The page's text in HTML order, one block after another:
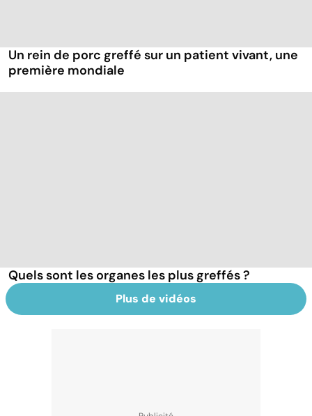
Un rein de porc greffé sur un patient vivant, une
première mondiale
Quels sont les organes les plus greffés ?
Plus de vidéos